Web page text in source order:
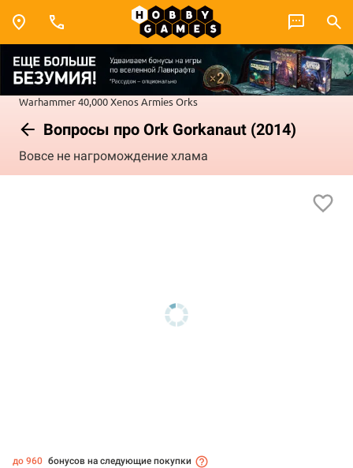
Warhammer 40,000Xenos ArmiesOrks
Вопросы про Ork Gorkanaut (2014)
Вовсе не нагромождение хлама
до 960 бонусов на следующие покупки